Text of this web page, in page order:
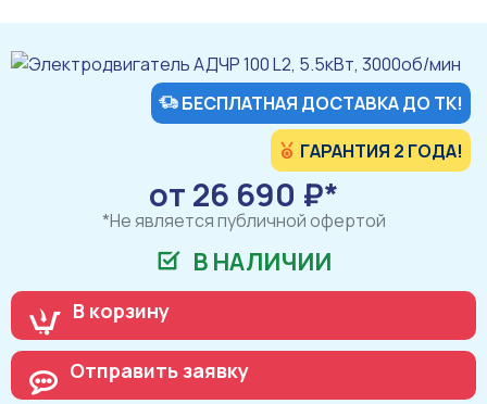
БЕСПЛАТНАЯ ДОСТАВКА ДО ТК!
ГАРАНТИЯ 2 ГОДА!
от 26 690 ₽*
*Не является публичной офертой
В НАЛИЧИИ
В корзину
Отправить заявку